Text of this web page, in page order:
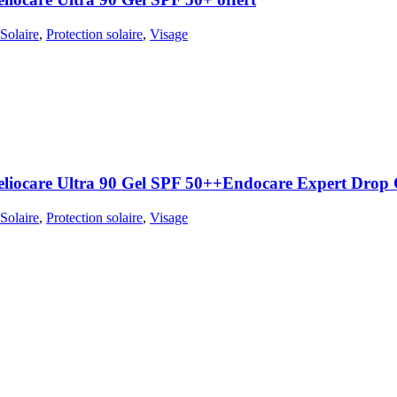
Solaire, Protection solaire, Visage
Ultra 90 Gel SPF 50++Endocare Expert Drop
Solaire, Protection solaire, Visage